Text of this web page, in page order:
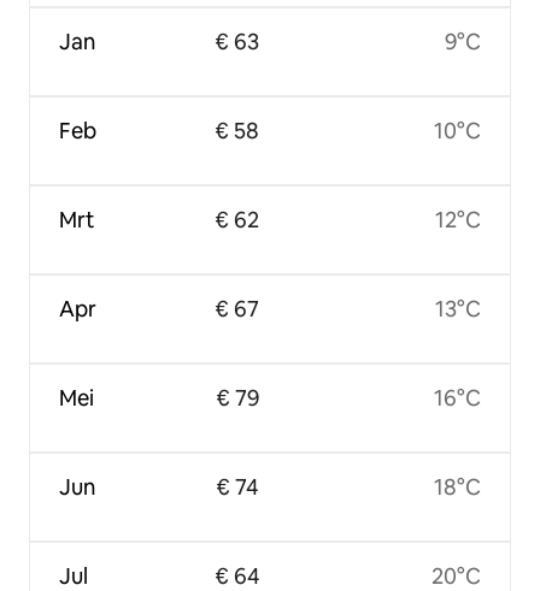
Jan
Feb
Mrt
Apr
Mei
Jun
Jul
€ 63
€ 58
€ 62
€ 67
€ 79
€ 74
€ 64
9°C
10°C
12°C
13°C
16°C
18°C
20°C